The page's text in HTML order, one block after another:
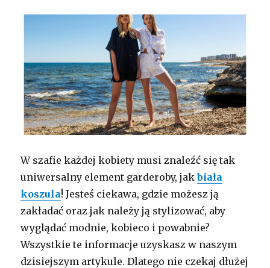
W szafie każdej kobiety musi znaleźć się tak
uniwersalny element garderoby, jakbiała
koszula! Jesteś ciekawa, gdzie możesz ją
zakładać oraz jak należy ją stylizować, aby
wyglądać modnie, kobieco i powabnie?
Wszystkie te informacje uzyskasz w naszym
dzisiejszym artykule. Dlatego nie czekaj dłużej